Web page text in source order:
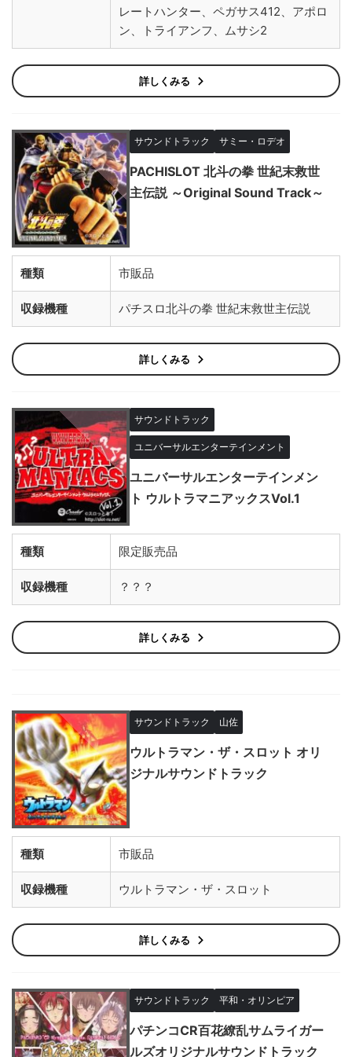
レートハンター、ペガサス412、アポロ
ン、トライアンフ、ムサシ2
詳しくみる
サウンドトラック サミー・ロデオ
PACHISLOT 北斗の拳 世紀末救世
主伝説 ～Original Sound Track～
種類 市販品
収録機種 パチスロ北斗の拳 世紀末救世主伝説
詳しくみる
サウンドトラック
ユニバーサルエンターテインメント
ユニバーサルエンターテインメン
ト ウルトラマニアックスVol.1
種類 限定販売品
収録機種 ？？？
詳しくみる
サウンドトラック 山佐
ウルトラマン・ザ・スロット オリ
ジナルサウンドトラック
種類 市販品
収録機種 ウルトラマン・ザ・スロット
詳しくみる
サウンドトラック 平和・オリンピア
パチンコCR百花繚乱サムライガー
ルズオリジナルサウンドトラック